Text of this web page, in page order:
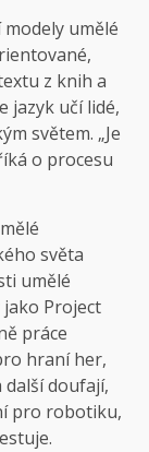
umělé
z knih a
jazyk učí lidé,
světem. „Je
o procesu
světa
umělé
Project
práce
hraní her,
další doufají,
pro robotiku,